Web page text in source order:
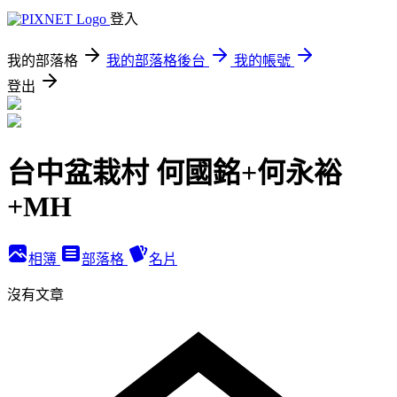
登入
我的部落格 我的部落格後台
我的帳號
登出
台中盆栽村 何國銘+何永裕
+MH
相簿 部落格 名片
沒有文章